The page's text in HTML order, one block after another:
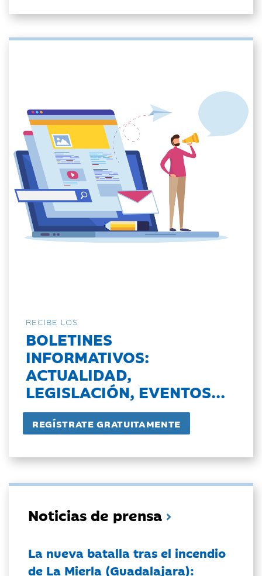
RECIBE LOS
BOLETINES
INFORMATIVOS:
ACTUALIDAD,
LEGISLACIÓN, EVENTOS...
Noticias de prensa
La nueva batalla tras el incendio
de La Mierla (Guadalajara):